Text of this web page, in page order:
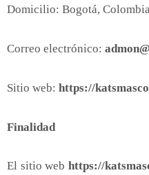
Domicilio: Bogotá, Colombia
Correo electrónico:
Sitio web: https://
Finalidad
El sitio web https://